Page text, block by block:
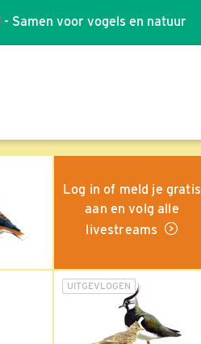
- Samen voor vogels en natuur
Log in of meld je gratis
aan en volg alle
livestreams
UITGEVLOGEN